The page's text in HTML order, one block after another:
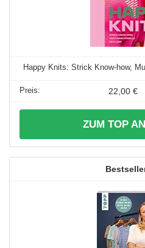
Happy Knits: Strick Know-how,
22,00 €
ZUM TOP